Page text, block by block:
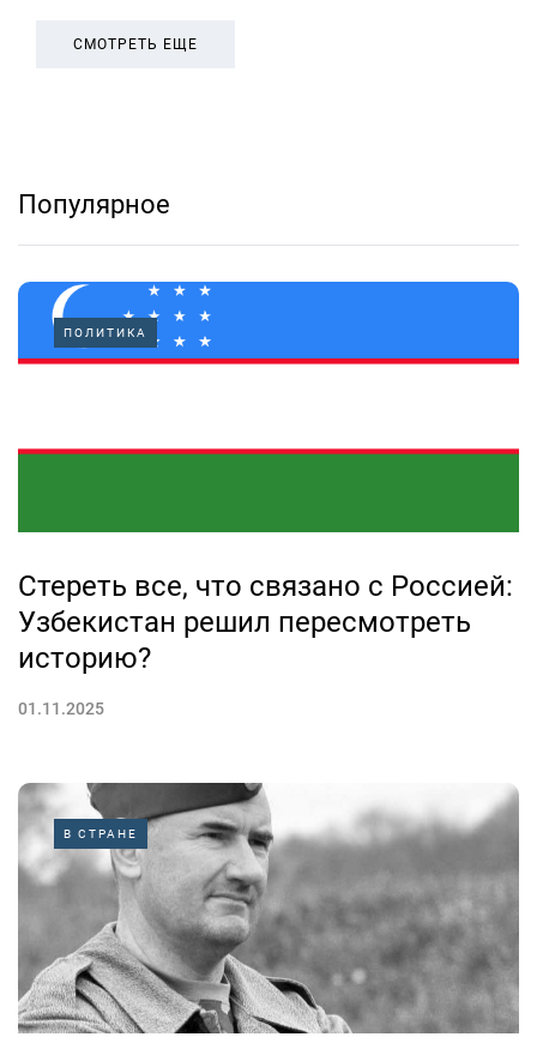
СМОТРЕТЬ ЕЩЕ
Популярное
ПОЛИТИКА
Стереть все, что связано с Россией:
Узбекистан решил пересмотреть
историю?
01.11.2025
В СТРАНЕ